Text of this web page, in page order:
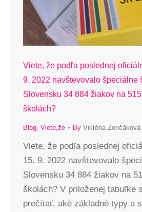
Viete, že podľa poslednej
9. 2022 navštevovalo špeciálne
Slovensku 34 884 žiakov na
školách?
Blog, Viete,že By Viktória Zoričáková
Viete, že podľa poslednej
15. 9. 2022 navštevovalo
Slovensku 34 884 žiakov na
školách? V priloženej tabuľke
prečítať, aké základné typy a